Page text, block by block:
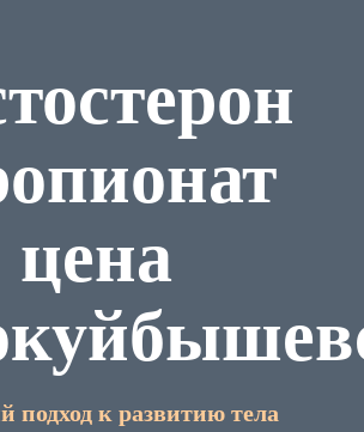
цена
подход к развитию тела